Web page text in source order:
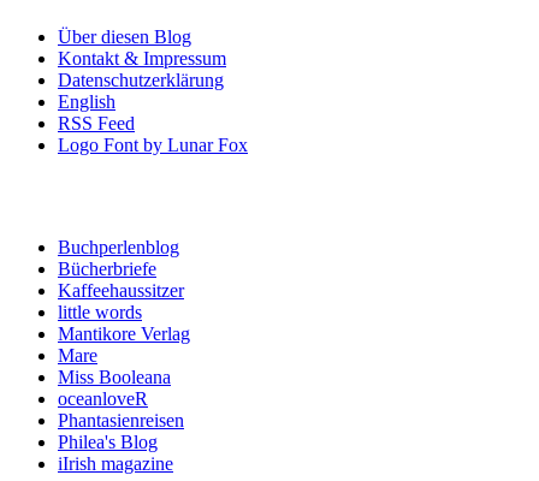
Über diesen Blog
Kontakt & Impressum
Datenschutzerklärung
English
RSS Feed
Logo Font by Lunar Fox
Buchperlenblog
Bücherbriefe
Kaffeehaussitzer
little words
Mantikore Verlag
Mare
Miss Booleana
oceanloveR
Phantasienreisen
Philea's Blog
iIrish magazine